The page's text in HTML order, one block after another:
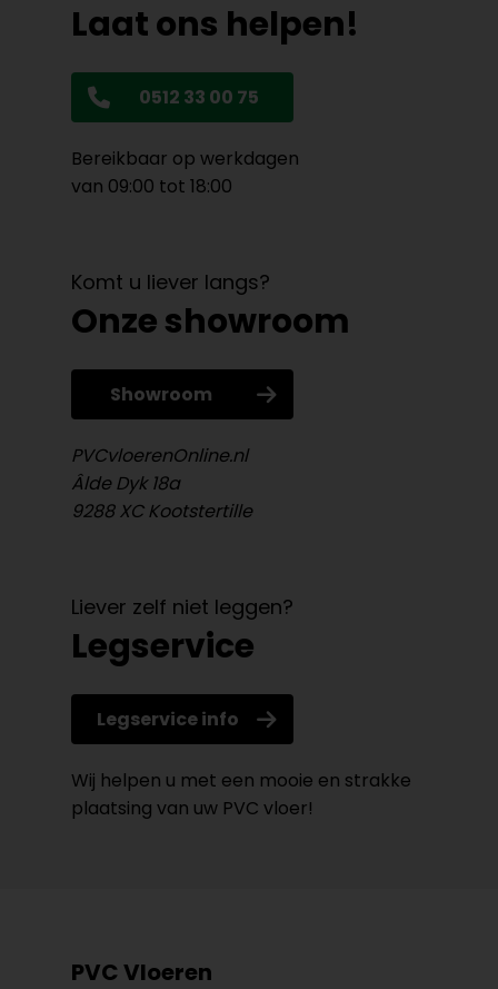
Laat ons helpen!
0512 33 00 75
Bereikbaar op werkdagen
van 09:00 tot 18:00
Komt u liever langs?
Onze showroom
Showroom
PVCvloerenOnline.nl
Âlde Dyk 18a
9288 XC Kootstertille
Liever zelf niet leggen?
Legservice
Legservice info
Wij helpen u met een mooie en strakke
plaatsing van uw PVC vloer!
PVC Vloeren